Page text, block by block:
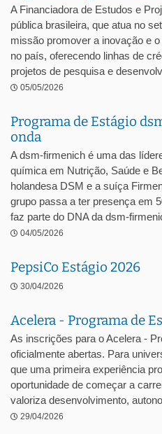
A Financiadora de Estudos e
pública brasileira, que atua no
missão promover a inovação e
no país, oferecendo linhas de
projetos de pesquisa e
05/05/2026
Programa de Estágio
onda
A dsm-firmenich é uma das
química em Nutrição, Saúde e
holandesa DSM e a suíça
grupo passa a ter presença em
faz parte do DNA da dsm-
04/05/2026
PepsiCo Estágio 2026
30/04/2026
Acelera - Programa de
As inscrições para o Acelera -
oficialmente abertas. Para
que uma primeira experiência
oportunidade de começar a
valoriza desenvolvimento,
29/04/2026